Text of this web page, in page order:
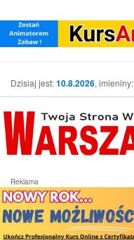
Dzisiaj jest:10.8.2026, imieniny:
Reklama